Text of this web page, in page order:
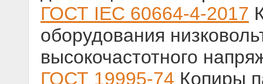
ГОСТ IEC 60664-4-2017
оборудования
высокочастотного
ГОСТ 19995-74 Копиры